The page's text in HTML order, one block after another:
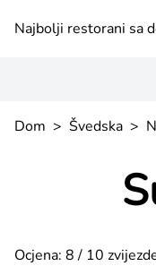
Najbolji restorani sa
Dom > Švedska >
Ocjena: 8 / 10